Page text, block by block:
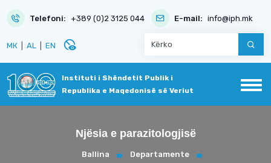
Telefoni: +389 (0)2 3125 044 E-mail: info@iph.mk
МК AL EN disabled_visible
Instituti i Shëndetit Publik i
Republika e Maqedonisë së Veriut
Njësia e parazitologjisë
Ballina
Departamente